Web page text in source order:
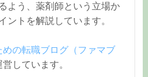
よう、薬剤師という立場か
ントを解説しています。
めの転職ブログ（ファマブ
営しています。